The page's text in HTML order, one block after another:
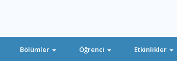
Bölümler Öğrenci Etkinlikler